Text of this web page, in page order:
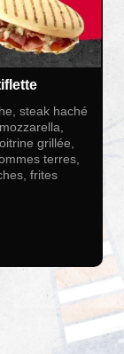
steak haché
grillée,
terres,
frites